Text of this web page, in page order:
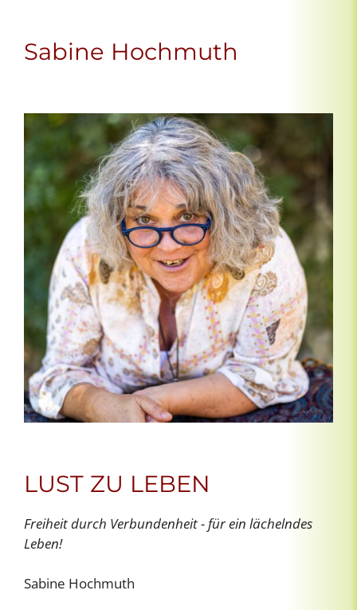
Sabine Hochmuth
LUST ZU LEBEN
Freiheit durch Verbundenheit - für ein lächelndes
Leben!
Sabine Hochmuth